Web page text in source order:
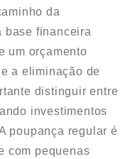
da
base financeira
um orçamento
a eliminação de
distinguir entre
investimentos
poupança regular é
com pequenas